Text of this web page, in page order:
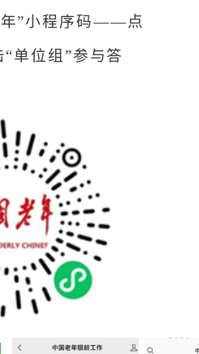
年”小程序码——点
单位组”参与答